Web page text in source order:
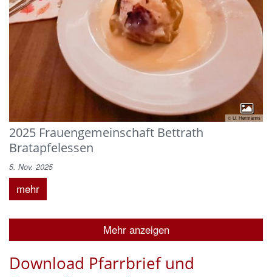
© U. Hermanns
2025 Frauengemeinschaft Bettrath
Bratapfelessen
5. Nov. 2025
mehr
Mehr anzeigen
Download Pfarrbrief und